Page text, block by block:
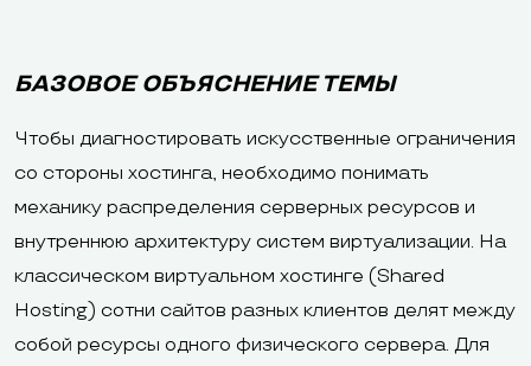
БАЗОВОЕ ОБЪЯСНЕНИЕ ТЕМЫ
Чтобы диагностировать искусственные ограничения
со стороны хостинга, необходимо понимать
механику распределения серверных ресурсов и
внутреннюю архитектуру систем виртуализации. На
классическом виртуальном хостинге (Shared
Hosting) сотни сайтов разных клиентов делят между
собой ресурсы одного физического сервера. Для